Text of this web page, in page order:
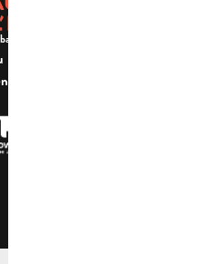
et de l'étoile -